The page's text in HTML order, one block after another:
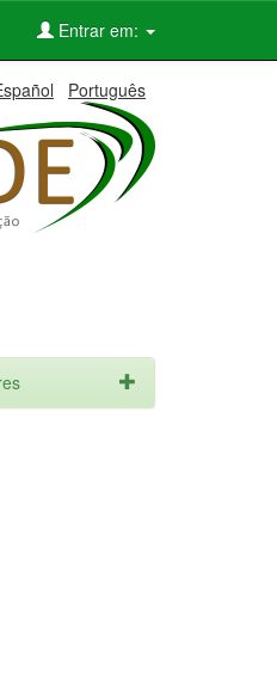
Entrar em:
Português